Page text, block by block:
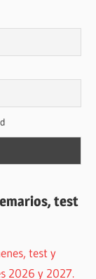
test
test y
2026 y 2027.